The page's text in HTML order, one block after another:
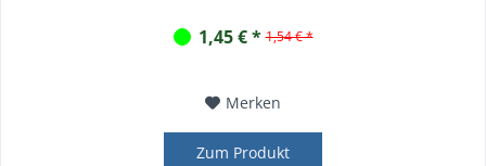
1,45 € * 1,54 € *
Merken
Zum Produkt